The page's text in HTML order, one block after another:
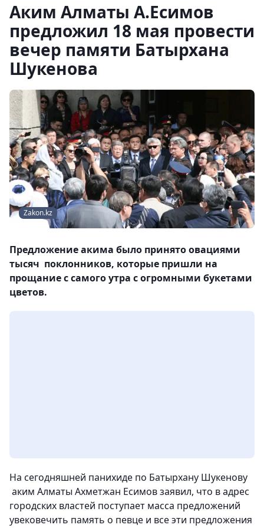
Аким Алматы А.Есимов
предложил 18 мая провести
вечер памяти Батырхана
Шукенова
Zakon.kz
Предложение акима было принято овациями
тысяч поклонников, которые пришли на
прощание с самого утра с огромными букетами
цветов.
На сегодняшней панихиде по Батырхану Шукенову
аким Алматы Ахметжан Есимов заявил, что в адрес
городских властей поступает масса предложений
увековечить память о певце и все эти предложения